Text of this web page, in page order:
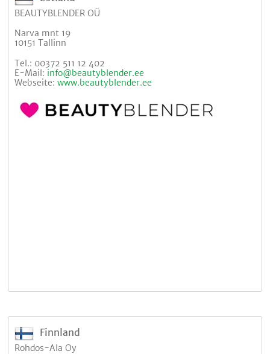
BEAUTYBLENDER OÜ
Narva mnt 19
10151 Tallinn
Tel.: 00372 511 12 402
E-Mail: info@beautyblender.ee
Webseite:www.beautyblender.ee
Finnland
Rohdos-Ala Oy